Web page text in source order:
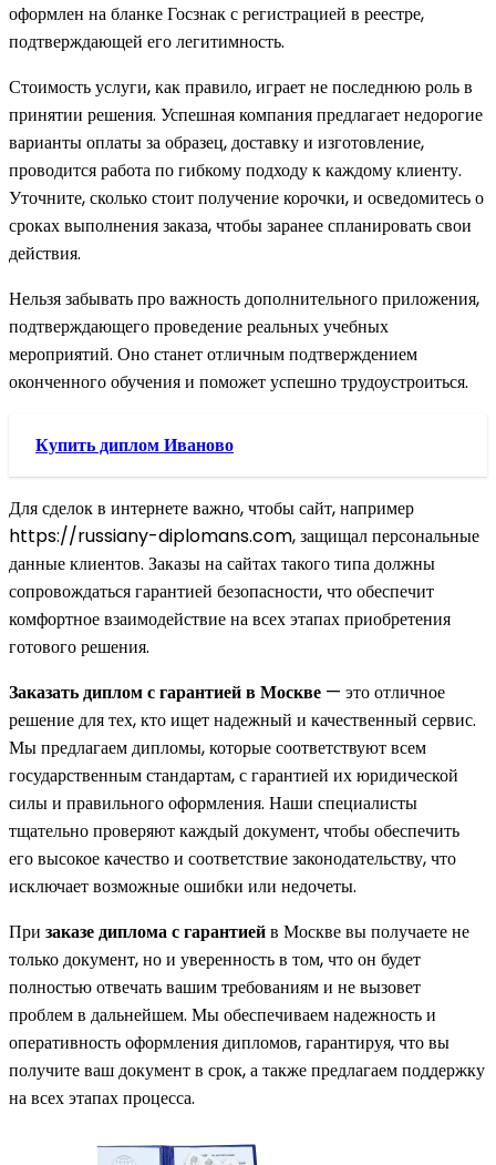
оформлен на бланке Госзнак с регистрацией в реестре,
подтверждающей его легитимность.
Стоимость услуги, как правило, играет не последнюю роль в
принятии решения. Успешная компания предлагает недорогие
варианты оплаты за образец, доставку и изготовление,
проводится работа по гибкому подходу к каждому клиенту.
Уточните, сколько стоит получение корочки, и осведомитесь о
сроках выполнения заказа, чтобы заранее спланировать свои
действия.
Нельзя забывать про важность дополнительного приложения,
подтверждающего проведение реальных учебных
мероприятий. Оно станет отличным подтверждением
оконченного обучения и поможет успешно трудоустроиться.
Купить диплом Иваново
Для сделок в интернете важно, чтобы сайт, например
https://russiany-diplomans.com, защищал персональные
данные клиентов. Заказы на сайтах такого типа должны
сопровождаться гарантией безопасности, что обеспечит
комфортное взаимодействие на всех этапах приобретения
готового решения.
Заказать диплом с гарантией в Москве — это отличное
решение для тех, кто ищет надежный и качественный сервис.
Мы предлагаем дипломы, которые соответствуют всем
государственным стандартам, с гарантией их юридической
силы и правильного оформления. Наши специалисты
тщательно проверяют каждый документ, чтобы обеспечить
его высокое качество и соответствие законодательству, что
исключает возможные ошибки или недочеты.
При заказе диплома с гарантиейв Москве вы получаете не
только документ, но и уверенность в том, что он будет
полностью отвечать вашим требованиям и не вызовет
проблем в дальнейшем. Мы обеспечиваем надежность и
оперативность оформления дипломов, гарантируя, что вы
получите ваш документ в срок, а также предлагаем поддержку
на всех этапах процесса.